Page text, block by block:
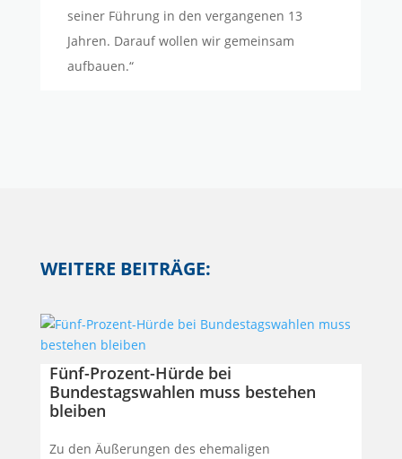
seiner Führung in den vergangenen 13
Jahren. Darauf wollen wir gemeinsam
aufbauen.“
WEITERE BEITRÄGE:
Fünf-Prozent-Hürde bei
Bundestagswahlen muss bestehen
bleiben
Zu den Äußerungen des ehemaligen